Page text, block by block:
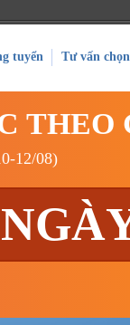
tuyển Tư vấn
12/08)